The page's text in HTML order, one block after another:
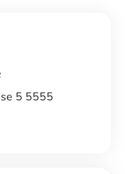
5 5555